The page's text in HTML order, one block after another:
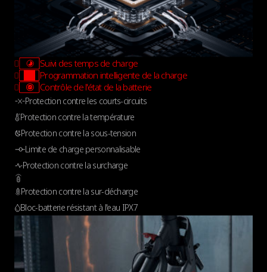
Suivi des temps de charge
Programmation intelligente de la charge
Contrôle de l'état de la batterie
Protection contre les courts-circuits
Protection contre la température
Protection contre la sous-tension
Limite de charge personnalisable
Protection contre la surcharge
Protection contre la sur-décharge
Bloc-batterie résistant à l'eau IPX7